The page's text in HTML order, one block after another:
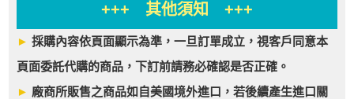
+++ 其他須知 +++
►採購內容依頁面顯示為準，一旦訂單成立，視客戶同意本
頁面委託代購的商品，下訂前請務必確認是否正確。
► 廠商所販售之商品如自美國境外進口，若後續產生進口關